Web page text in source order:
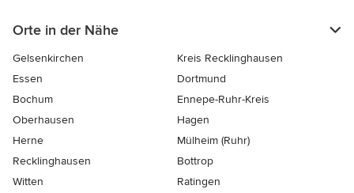
Orte in der Nähe
Gelsenkirchen
Kreis Recklinghausen
Essen
Dortmund
Bochum
Ennepe-Ruhr-Kreis
Oberhausen
Hagen
Herne
Mülheim (Ruhr)
Recklinghausen
Bottrop
Witten
Ratingen